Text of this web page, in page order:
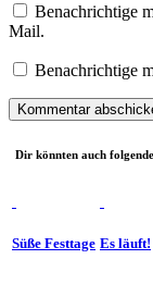
Benachrichtige
Mail.
Benachrichtige
Dir könnten auch
Süße Festtage Es läuft!